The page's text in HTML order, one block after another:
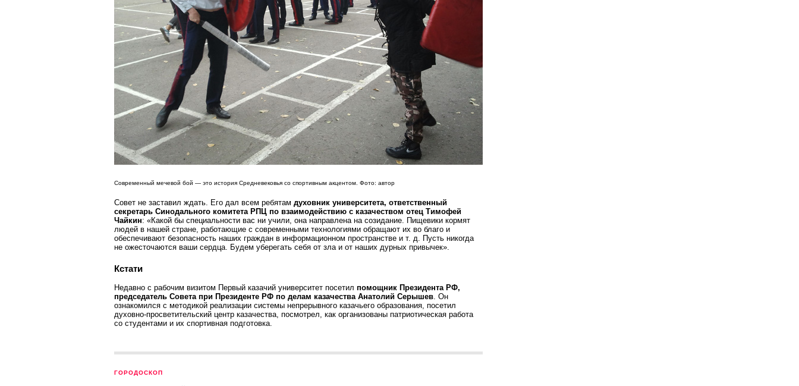
Современный мечевой бой — это история Средневековья со спортивным акцентом. Фото: автор
Совет не заставил ждать. Его дал всем ребятам духовник университета, ответственный
секретарь Синодального комитета РПЦ по взаимодействию с казачеством отец Тимофей
Чайкин: «Какой бы специальности вас ни учили, она направлена на созидание. Пищевики кормят
людей в нашей стране, работающие с современными технологиями обращают их во благо и
обеспечивают безопасность наших граждан в информационном пространстве и т. д. Пусть никогда
не ожесточаются ваши сердца. Будем уберегать себя от зла и от наших дурных привычек».
Кстати
Недавно с рабочим визитом Первый казачий университет посетил помощник Президента РФ,
председатель Совета при Президенте РФ по делам казачества Анатолий Серышев. Он
ознакомился с методикой реализации системы непрерывного казачьего образования, посетил
духовно-просветительский центр казачества, посмотрел, как организованы патриотическая работа
со студентами и их спортивная подготовка.
ГОРОДОСКОП